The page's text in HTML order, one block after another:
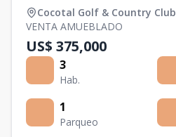
Cocotal Golf & Country Club
VENTA AMUEBLADO
US$ 375,000
3
Hab.
1
Parqueo